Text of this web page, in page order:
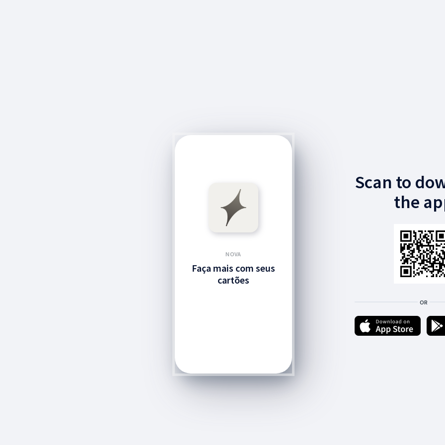
NOVA
Faça mais com seus
cartões
Scan to
the
OR